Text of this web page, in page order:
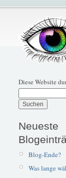
Diese Website
Neueste
Blog-Ende?
Was lange